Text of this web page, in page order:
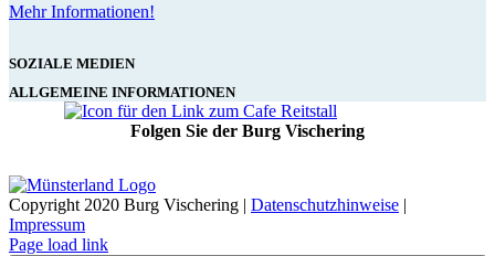
Mehr Informationen!
SOZIALE MEDIEN
ALLGEMEINE INFORMATIONEN
Folgen Sie der Burg Vischering
Copyright 2020 Burg Vischering | Datenschutzhinweise |
Impressum
Page load link